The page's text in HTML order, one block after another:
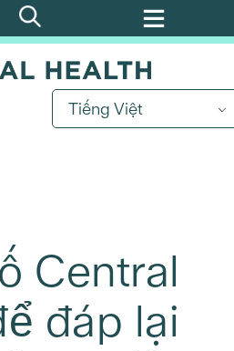
Tiếng Việt
Central
đáp lại